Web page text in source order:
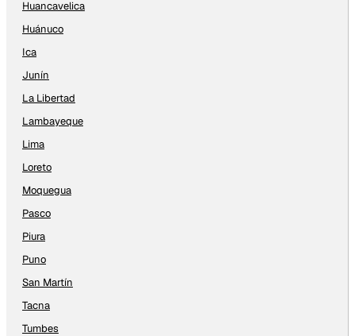
Huancavelica
Huánuco
Ica
Junín
La Libertad
Lambayeque
Lima
Loreto
Moquegua
Pasco
Piura
Puno
San Martín
Tacna
Tumbes